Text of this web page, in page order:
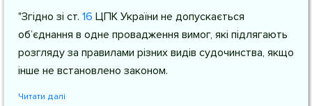
"Згідно зі ст. 16 ЦПК України не допускається
об’єднання в одне провадження вимог, які підлягають
розгляду за правилами різних видів судочинства, якщо
інше не встановлено законом.
Читати далі